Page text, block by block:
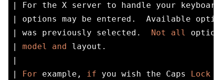
| For the X server to handle your
| options may be entered.  Available
| was previously selected.
Not all
model and
layout.
For example, if you wish the Caps Lock